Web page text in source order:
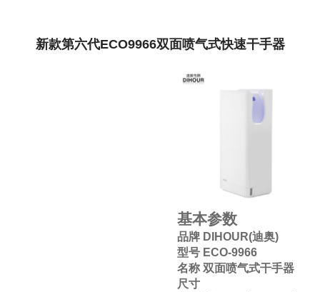
新款第六代ECO9966双面喷气式快速干手器
基本参数
品牌 DIHOUR(迪奥)
型号 ECO-9966
名称 双面喷气式干手器
尺寸